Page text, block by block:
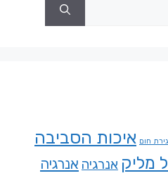
חום איכות הסביבה
מליק אנרגיה אנרגיה